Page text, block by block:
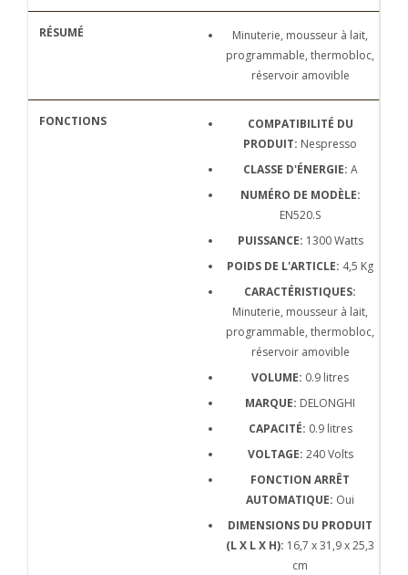
Minuterie, mousseur à lait,
programmable, thermobloc,
réservoir amovible
COMPATIBILITÉ DU
PRODUIT: Nespresso
CLASSE D'ÉNERGIE: A
NUMÉRO DE MODÈLE:
EN520.S
PUISSANCE: 1300 Watts
POIDS DE L'ARTICLE: 4,5 Kg
CARACTÉRISTIQUES:
Minuterie, mousseur à lait,
programmable, thermobloc,
réservoir amovible
VOLUME: 0.9 litres
MARQUE: DELONGHI
CAPACITÉ: 0.9 litres
VOLTAGE: 240 Volts
FONCTION ARRÊT
AUTOMATIQUE: Oui
DIMENSIONS DU PRODUIT
(L X L X H): 16,7 x 31,9 x 25,3
cm